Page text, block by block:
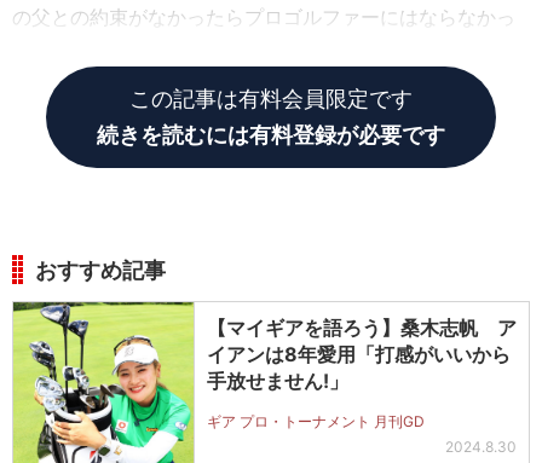
の父との約束がなかったらプロゴルファーにはならなかっ
この記事は有料会員限定です
続きを読むには有料登録が必要です
おすすめ記事
【マイギアを語ろう】桑木志帆 ア
イアンは8年愛用「打感がいいから
手放せません!」
ギア プロ・トーナメント 月刊GD
2024.8.30